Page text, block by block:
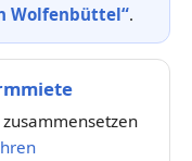
Wolfenbüttel“.